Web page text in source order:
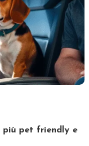
più pet friendly e